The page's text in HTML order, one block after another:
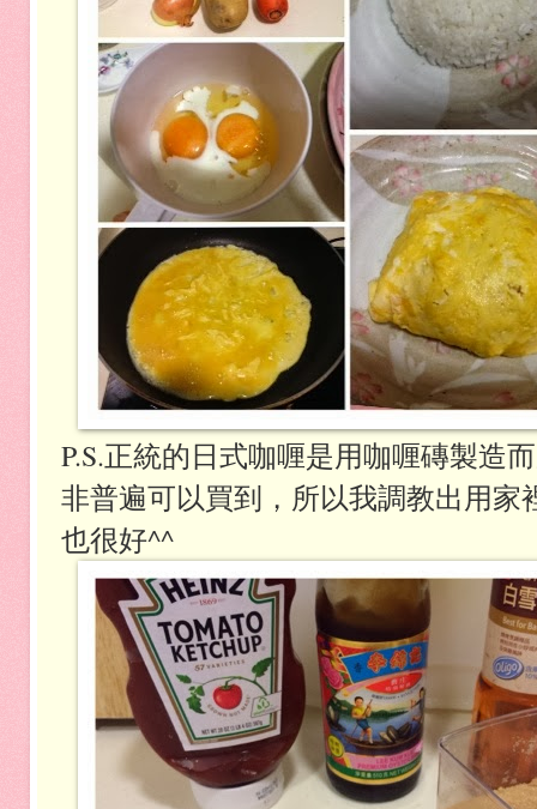
P.S.正統的日式咖喱是用咖喱磚製造
非普遍可以買到，所以我調教出用家
也很好^^